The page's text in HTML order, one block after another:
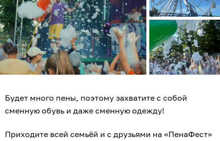
Будет много пены, поэтому захватите с собой
сменную обувь и даже сменную одежду!
Приходите всей семьёй и с друзьями на «ПенаФест»